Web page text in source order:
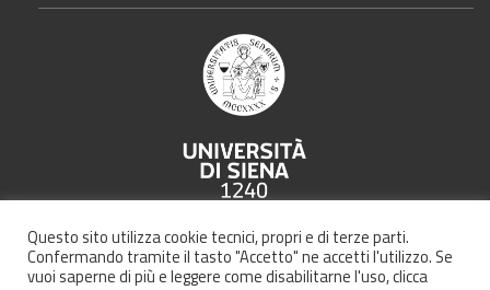
Siena ITALIA
Questo sito utilizza cookie tecnici, propri e di terze parti.
Confermando tramite il tasto "Accetto" ne accetti l'utilizzo. Se
vuoi saperne di più e leggere come disabilitarne l'uso, clicca